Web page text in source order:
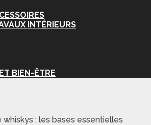
INTÉRIEURS
BIEN-ÊTRE
: les bases essentielles